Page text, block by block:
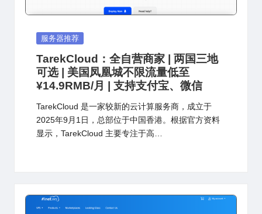
Posted
服务器推荐
TarekCloud：全自营商家 | 两国三地
可选 | 美国凤凰城不限流量低至
¥14.9RMB/月 | 支持支付宝、微信
TarekCloud 是一家较新的云计算服务商，成立于
2025年9月1日，总部位于中国香港。根据官方资料
显示，TarekCloud 主要专注于高…